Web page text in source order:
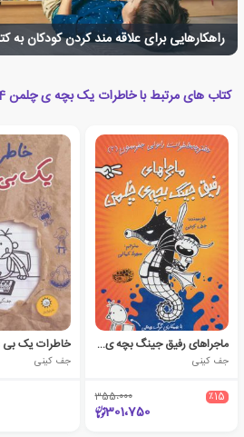
راهکارهایی برای علاقه مند کردن کودکان به
کتاب های مرتبط با خاطرات یک بچه ی چلمن 4
ماجراهای رفیق جینگ بچه ی چلمن 2
جف کینی
٪15 355،000
301،750
خاطرات یک بی
جف کینی